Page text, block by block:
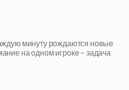
минуту рождаются новые
на одном игроке – задача